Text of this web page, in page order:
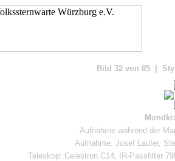
Bild 32 von 85 |
Aufnahme während der
Aufnahme: Josef Laufer,
Teleskop: Celestron C14, IR-Passfilter